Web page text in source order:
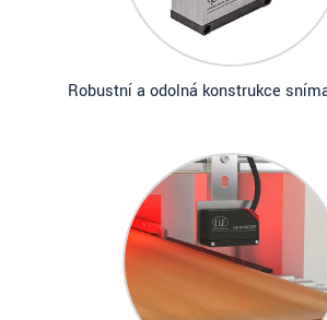
Robustní a odolná konstrukce